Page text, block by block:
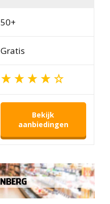
50+
Gratis
Bekijk
aanbiedingen